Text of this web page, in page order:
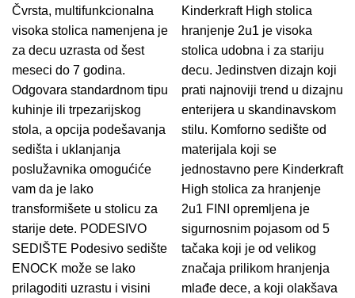
Čvrsta, multifunkcionalna
visoka stolica namenjena je
za decu uzrasta od šest
meseci do 7 godina.
Odgovara standardnom tipu
kuhinje ili trpezarijskog
stola, a opcija podešavanja
sedišta i uklanjanja
poslužavnika omogućiće
vam da je lako
transformišete u stolicu za
starije dete. PODESIVO
SEDIŠTE Podesivo sedište
ENOCK može se lako
prilagoditi uzrastu i visini
Kinderkraft High stolica
hranjenje 2u1 je visoka
stolica udobna i za stariju
decu. Jedinstven dizajn koji
prati najnoviji trend u dizajnu
enterijera u skandinavskom
stilu. Komforno sedište od
materijala koji se
jednostavno pere Kinderkraft
High stolica za hranjenje
2u1 FINI opremljena je
sigurnosnim pojasom od 5
tačaka koji je od velikog
značaja prilikom hranjenja
mlađe dece, a koji olakšava